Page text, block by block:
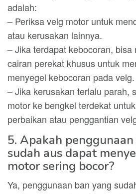
adalah:
– Periksa velg motor untuk
atau kerusakan lainnya.
– Jika terdapat kebocoran, bisa
cairan perekat khusus untuk
menyegel kebocoran pada velg.
– Jika kerusakan terlalu parah,
motor ke bengkel terdekat
perbaikan atau penggantian
5. Apakah
sudah aus dapat
motor sering bocor?
Ya, penggunaan ban yang